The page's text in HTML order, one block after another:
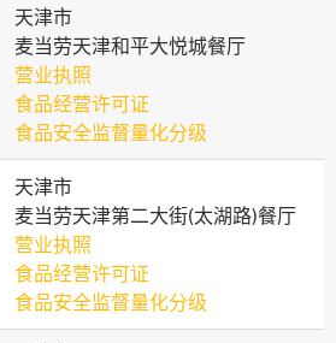
天津市
麦当劳天津和平大悦城餐厅
营业执照
食品经营许可证
食品安全监督量化分级
天津市
麦当劳天津第二大街(太湖路)餐厅
营业执照
食品经营许可证
食品安全监督量化分级